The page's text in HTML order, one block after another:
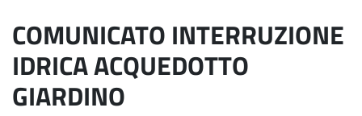
COMUNICATO INTERRUZIONE
IDRICA ACQUEDOTTO
GIARDINO